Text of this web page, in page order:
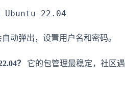
22.04
动弹出，设置用户名和密码。
？
它的包管理最稳定，社区